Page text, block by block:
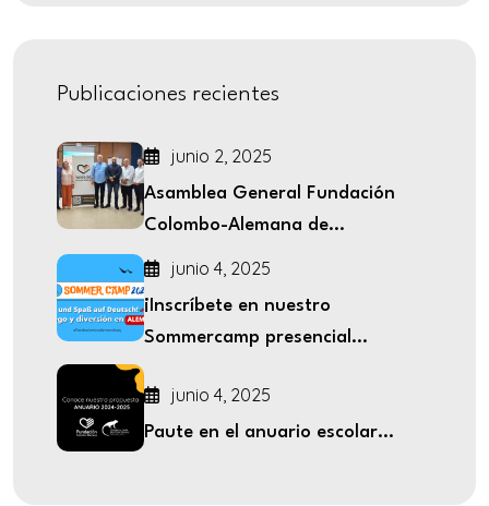
Publicaciones recientes
junio 2, 2025
Asamblea General Fundación
Colombo-Alemana de...
junio 4, 2025
¡Inscríbete en nuestro
Sommercamp presencial...
junio 4, 2025
Paute en el anuario escolar...